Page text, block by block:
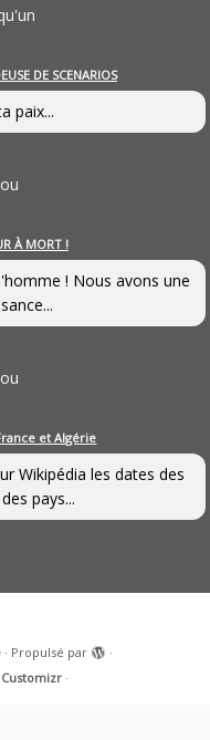
DE SCENARIOS
paix...
À MORT !
! Nous avons une
et Algérie
Wikipédia les dates des
pays...
· Propulsé par
·
·